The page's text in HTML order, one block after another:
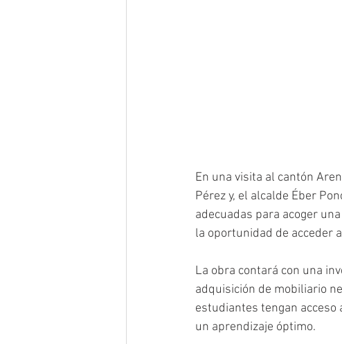
En una visita al cantón
Pérez y, el alcalde Éber
adecuadas para acoger
la oportunidad de acceder
La obra contará con una
adquisición de mobiliario
estudiantes tengan acceso
un aprendizaje óptimo.